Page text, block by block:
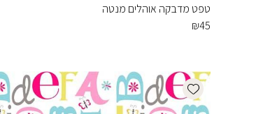
טפט מדבקה אוהלים מנטה
₪45
Add wishlist